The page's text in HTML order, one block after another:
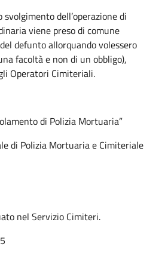
svolgimento dell’operazione di
viene preso di comune
defunto allorquando volessero
facoltà e non di un obbligo),
Operatori Cimiteriali.
di Polizia Mortuaria”
di Polizia Mortuaria e Cimiteriale
nel Servizio Cimiteri.